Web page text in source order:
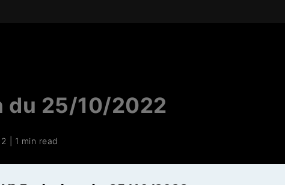
du 25/10/2022
1 min read